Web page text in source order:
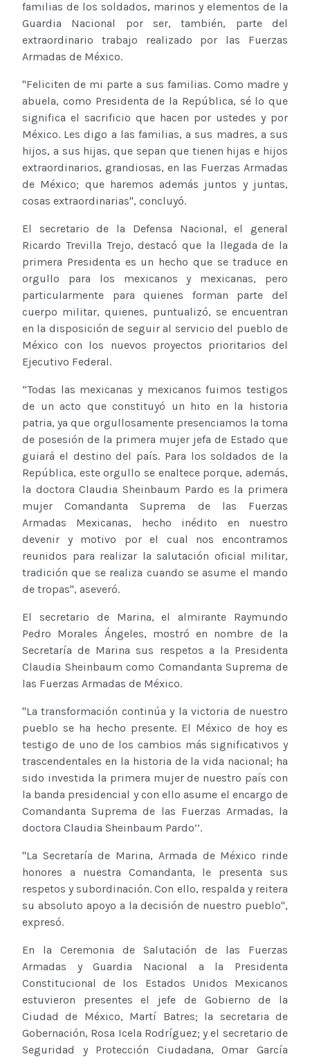
familias de los soldados, marinos y elementos de la
Guardia Nacional por ser, también, parte del
extraordinario trabajo realizado por las Fuerzas
Armadas de México.
''Feliciten de mi parte a sus familias. Como madre y
abuela, como Presidenta de la República, sé lo que
significa el sacrificio que hacen por ustedes y por
México. Les digo a las familias, a sus madres, a sus
hijos, a sus hijas, que sepan que tienen hijas e hijos
extraordinarios, grandiosas, en las Fuerzas Armadas
de México; que haremos además juntos y juntas,
cosas extraordinarias'', concluyó.
El secretario de la Defensa Nacional, el general
Ricardo Trevilla Trejo, destacó que la llegada de la
primera Presidenta es un hecho que se traduce en
orgullo para los mexicanos y mexicanas, pero
particularmente para quienes forman parte del
cuerpo militar, quienes, puntualizó, se encuentran
en la disposición de seguir al servicio del pueblo de
México con los nuevos proyectos prioritarios del
Ejecutivo Federal.
“Todas las mexicanas y mexicanos fuimos testigos
de un acto que constituyó un hito en la historia
patria, ya que orgullosamente presenciamos la toma
de posesión de la primera mujer jefa de Estado que
guiará el destino del país. Para los soldados de la
República, este orgullo se enaltece porque, además,
la doctora Claudia Sheinbaum Pardo es la primera
mujer Comandanta Suprema de las Fuerzas
Armadas Mexicanas, hecho inédito en nuestro
devenir y motivo por el cual nos encontramos
reunidos para realizar la salutación oficial militar,
tradición que se realiza cuando se asume el mando
de tropas'', aseveró.
El secretario de Marina, el almirante Raymundo
Pedro Morales Ángeles, mostró en nombre de la
Secretaría de Marina sus respetos a la Presidenta
Claudia Sheinbaum como Comandanta Suprema de
las Fuerzas Armadas de México.
''La transformación continúa y la victoria de nuestro
pueblo se ha hecho presente. El México de hoy es
testigo de uno de los cambios más significativos y
trascendentales en la historia de la vida nacional; ha
sido investida la primera mujer de nuestro país con
la banda presidencial y con ello asume el encargo de
Comandanta Suprema de las Fuerzas Armadas, la
doctora Claudia Sheinbaum Pardo’’.
''La Secretaría de Marina, Armada de México rinde
honores a nuestra Comandanta, le presenta sus
respetos y subordinación. Con ello, respalda y reitera
su absoluto apoyo a la decisión de nuestro pueblo'',
expresó.
En la Ceremonia de Salutación de las Fuerzas
Armadas y Guardia Nacional a la Presidenta
Constitucional de los Estados Unidos Mexicanos
estuvieron presentes el jefe de Gobierno de la
Ciudad de México, Martí Batres; la secretaria de
Gobernación, Rosa Icela Rodríguez; y el secretario de
Seguridad y Protección Ciudadana, Omar García